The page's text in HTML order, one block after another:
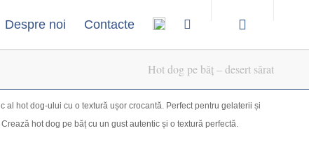
Despre noi Contacte
Hot dog pe băț – desert sărat
hot dog-ului cu o textură ușor crocantă. Perfect pentru gelaterii și
hot dog pe băț cu un gust autentic și o textură perfectă.